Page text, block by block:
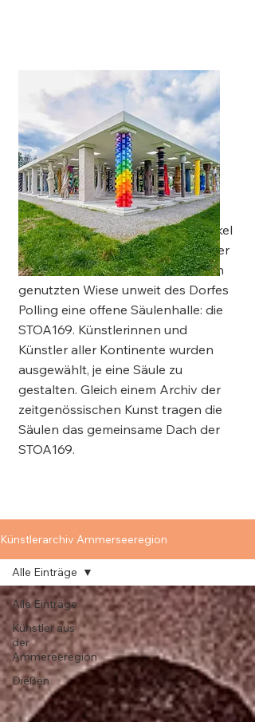
Mitten im bayerischen Pfaffenwinkel
befindet sich nahe am Flussufer der
Ammer auf einer landwirtschaftlich
genutzten Wiese unweit des Dorfes
Polling eine offene Säulenhalle: die
STOA169. Künstlerinnen und
Künstler aller Kontinente wurden
ausgewählt, je eine Säule zu
gestalten. Gleich einem Archiv der
zeitgenössischen Kunst tragen die
Säulen das gemeinsame Dach der
STOA169.
Künstlerarchiv Ammerseeregion
Alle Einträge
Künstler aus
der
Ammereeregion
Dießen
Alle Einträge